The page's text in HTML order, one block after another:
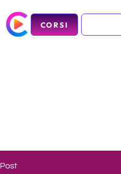
CORSI
Post